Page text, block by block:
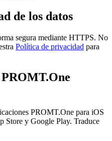
de los datos
segura mediante HTTPS. No
Política de privacidad para
PROMT.One para iOS
Store y Google Play. Traduce